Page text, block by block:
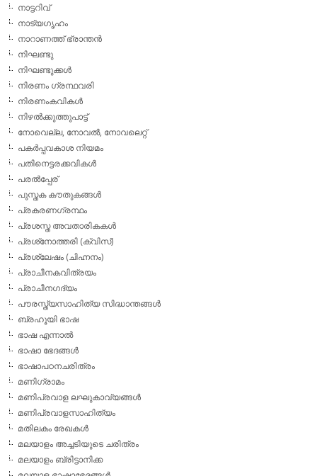
നാട്ടറിവ്
നാട്യഗൃഹം
നാറാണത്ത് ഭ്രാന്തന്‍
നിഘണ്ടു
നിഘണ്ടുക്കള്‍
നിരണം ഗ്രന്ഥവരി
നിരണംകവികള്‍
നിഴല്‍ക്കുത്തുപാട്ട്
നോവെല്ല, നോവല്‍, നോവലെറ്റ്
പകര്‍പ്പവകാശ നിയമം
പതിനെട്ടരക്കവികള്‍
പരല്‍പ്പേര്
പുസ്തക കൗതുകങ്ങള്‍
പ്രകരണഗ്രന്ഥം
പ്രശസ്ത അവതാരികകള്‍
പ്രശ്‌നോത്തരി (ക്വിസ്)
പ്രശ്ലേഷം (ചിഹ്നനം)
പ്രാചീനകവിത്രയം
പ്രാചീനഗദ്യം
പൗരസ്ത്യസാഹിത്യ സിദ്ധാന്തങ്ങള്‍
ബ്രഹൂയി ഭാഷ
ഭാഷ എന്നാല്‍
ഭാഷാ ഭേദങ്ങള്‍
ഭാഷാപഠനചരിത്രം
മണിഗ്രാമം
മണിപ്രവാള ലഘുകാവ്യങ്ങള്‍
മണിപ്രവാളസാഹിത്യം
മതിലകം രേഖകള്‍
മലയാളം അച്ചടിയുടെ ചരിത്രം
മലയാളം ബ്രിട്ടാനിക്ക